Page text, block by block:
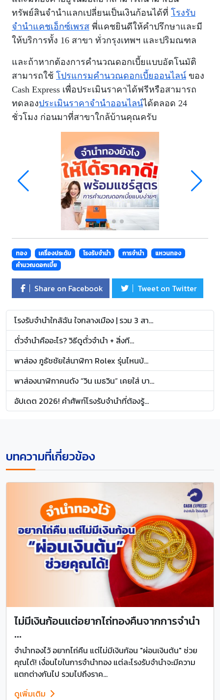
ทรัพย์สินจำนำแลกเปลี่ยนเป็นเงินก้อนได้ที่ โรงรับ
จำนำแคชเอ็กซ์เพรส พี่แคชยินดีให้คำปรึกษาและมี
ให้บริการทั้ง 16 สาขา ทั่วกรุงเทพฯ และปริมณฑล
และถ้าหากต้องการคำนวณดอกเบี้ยแบบอัตโนมัติ
สามารถใช้ โปรแกรมคำนวณดอกเบี้ยออนไลน์ ของ
Cash Express เพื่อประเมินราคาได้ฟรีหรือสามารถ
ทดลองประเมินราคาจำนำออนไลน์ได้ตลอด 24
ชั่วโมง ก่อนมาที่สาขาใกล้บ้านคุณครับ
ทอง เครื่องประดับ โรงรับจำนำ การจำนำ
แหวนทอง
คำนวณดอกเบี้ย
Share on Facebook Tweet on Twitter
โรงรับจำนำใกล้ฉัน ใจกลางเมือง | รวม 3 สา...
ตั๋วจำนำคืออะไร? วิธีดูตั๋วจำนำ + สิ่งที...
พาส่อง ภูธัชชัยใส่นาฬิกา Rolex รุ่นไหนบ้...
พาส่องนาฬิกาคนดัง “วิน เมธวิน” เคยใส่ บา...
อัปเดต 2026! คำศัพท์โรงรับจำนำที่ต้องรู้...
บทความที่เกี่ยวข้อง
ไม่มีเงินก้อนแต่อยากไถ่ทองคืนจากการจำนำ
...
จำนำทองไว้ อยากไถ่คืน แต่ไม่มีเงินก้อน "ผ่อนเงินต้น" ช่วย
คุณได้! เงื่อนไขในการจำนำทอง แต่ละโรงรับจำนำจะมีความ
แตกต่างกันไป รวมไปถึงราค...
ดูเพิ่มเติม